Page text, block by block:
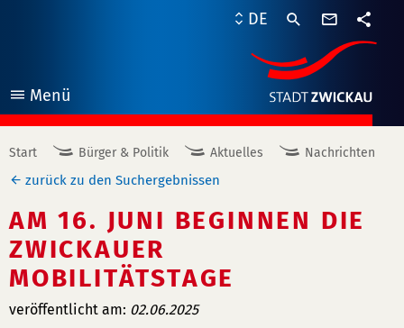
Menü
öffnen
DE
Start Bürger & Politik Aktuelles Nachrichten
zurück zu den Suchergebnissen
AM 16. JUNI BEGINNEN DIE
ZWICKAUER
MOBILITÄTSTAGE
veröffentlicht am: 02.06.2025